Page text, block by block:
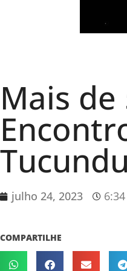
Mais
julho 24, 2023
COMPARTILHE